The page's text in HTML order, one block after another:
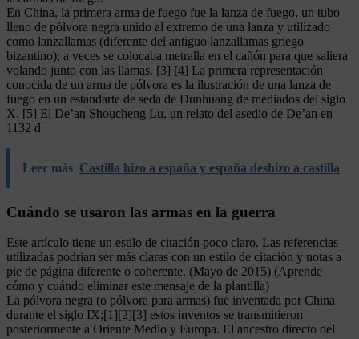
En China, la primera arma de fuego fue la lanza de fuego, un tubo
lleno de pólvora negra unido al extremo de una lanza y utilizado
como lanzallamas (diferente del antiguo lanzallamas griego
bizantino); a veces se colocaba metralla en el cañón para que saliera
volando junto con las llamas. [3] [4] La primera representación
conocida de un arma de pólvora es la ilustración de una lanza de
fuego en un estandarte de seda de Dunhuang de mediados del siglo
X. [5] El De’an Shoucheng Lu, un relato del asedio de De’an en
1132 d
Leer más Castilla hizo a españa y españa deshizo a castilla
Cuándo se usaron las armas en la guerra
Este artículo tiene un estilo de citación poco claro. Las referencias
utilizadas podrían ser más claras con un estilo de citación y notas a
pie de página diferente o coherente. (Mayo de 2015) (Aprende
cómo y cuándo eliminar este mensaje de la plantilla)
La pólvora negra (o pólvora para armas) fue inventada por China
durante el siglo IX;[1][2][3] estos inventos se transmitieron
posteriormente a Oriente Medio y Europa. El ancestro directo del